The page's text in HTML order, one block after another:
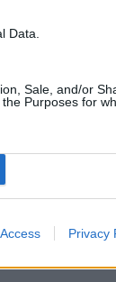
Data.
Sale, and/or
Purposes for
Privacy